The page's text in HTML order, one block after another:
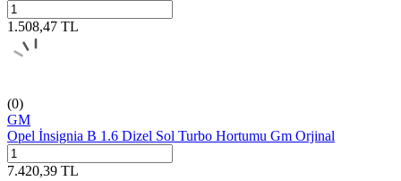
1.508,47 TL
(0)
GM
Opel İnsignia B 1.6 Dizel Sol Turbo Hortumu Gm Orjinal
7.420,39 TL